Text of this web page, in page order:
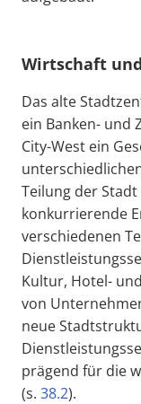
Wirtschaft
Das alte
ein Banken- und
City-West ein
Teilung der
konkurrierende
verschiedenen
Kultur, Hotel-
von
neue
prägend für die
(s. 38.2).